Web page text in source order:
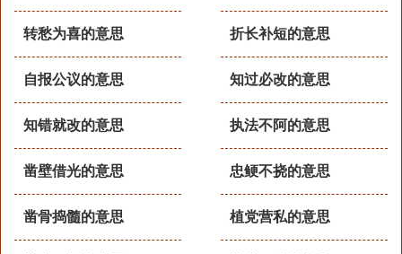
折长补短的意思
转愁为喜的意思
知过必改的意思
自报公议的意思
执法不阿的意思
知错就改的意思
忠鲠不挠的意思
凿壁借光的意思
植党营私的意思
凿骨捣髓的意思